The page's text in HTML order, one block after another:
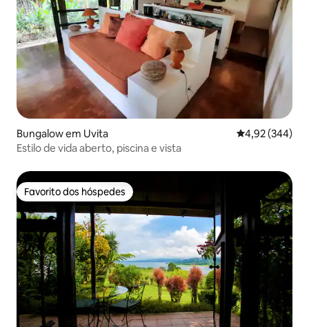
Bungalow em Uvita Classificação
4,92 (344)
Estilo de vida aberto, piscina e vista
Favorito dos hóspedes
Favorito dos hóspedes